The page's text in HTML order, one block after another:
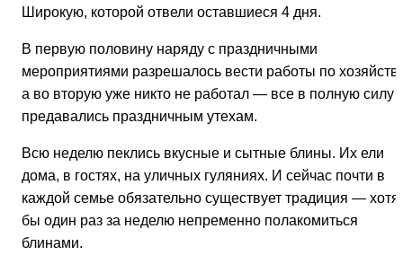
Широкую, которой отвели оставшиеся 4 дня.
В первую половину наряду с праздничными
мероприятиями разрешалось вести работы по
а во вторую уже никто не работал — все в полную силу
предавались праздничным утехам.
Всю неделю пеклись вкусные и сытные блины. Их ели
дома, в гостях, на уличных гуляниях. И сейчас почти в
каждой семье обязательно существует традиция — хотя
бы один раз за неделю непременно полакомиться
блинами.